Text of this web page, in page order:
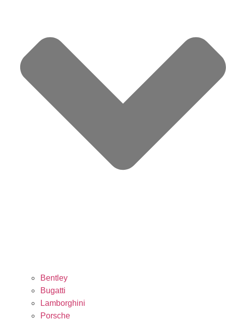
Bentley
Bugatti
Lamborghini
Porsche